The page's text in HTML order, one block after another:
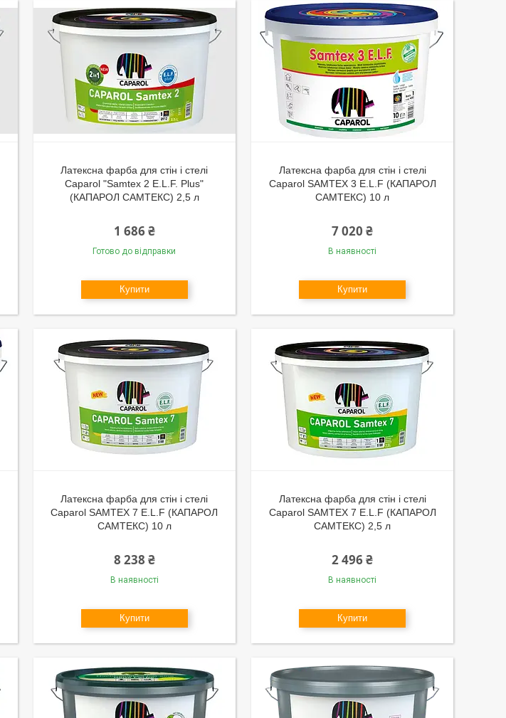
Латексна фарба для стін і стелі
Caparol "Samtex 2 E.L.F. Plus"
(КАПАРОЛ САМТЕКС) 2,5 л
1 686 ₴
Готово до відправки
Купити
Латексна фарба для стін і стелі
Caparol SAMTEX 3 E.L.F (КАПАРОЛ
САМТЕКС) 10 л
7 020 ₴
В наявності
Купити
Латексна фарба для стін і стелі
Caparol SAMTEX 7 E.L.F (КАПАРОЛ
САМТЕКС) 10 л
8 238 ₴
В наявності
Купити
Латексна фарба для стін і стелі
Caparol SAMTEX 7 E.L.F (КАПАРОЛ
САМТЕКС) 2,5 л
2 496 ₴
В наявності
Купити